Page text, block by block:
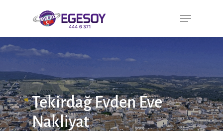
Tekirdağ Evden Eve
Nakliyat